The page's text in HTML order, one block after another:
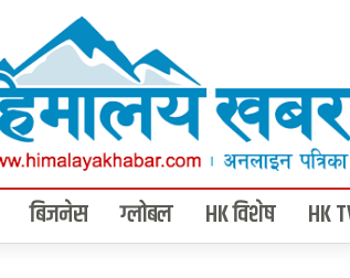
बिजनेस ग्लोबल HK विशेष HK